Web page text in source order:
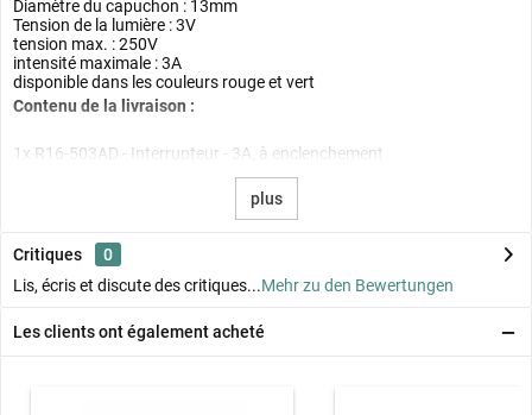
Diamètre du capuchon : 13mm
Tension de la lumière : 3V
tension max. : 250V
intensité maximale : 3A
disponible dans les couleurs rouge et vert
Contenu de la livraison :
1x R16-503AD - Interrupteur - 3A, à enclenchement
plus
Critiques
0
Lis, écris et discute des critiques...Mehr zu den Bewertungen
Les clients ont également acheté